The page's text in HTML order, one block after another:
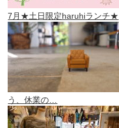
7月★土日限定haruhiランチ★
う、休業の…